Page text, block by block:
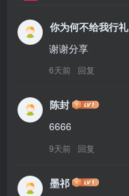
你为何不给我行礼
谢谢分享
6天前 回复
陈封
6666
9天前 回复
墨祁